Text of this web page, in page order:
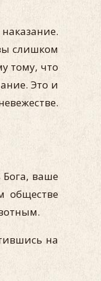
слишком
тому, что
Это и
Бога, ваше
обществе
на